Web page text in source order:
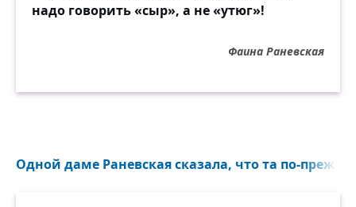
надо говорить «сыр», а не «утюг»!
Фаина Раневская
Одной даме Раневская сказала, что та по-